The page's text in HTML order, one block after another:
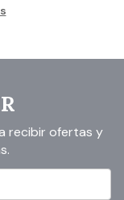
recibir ofertas y